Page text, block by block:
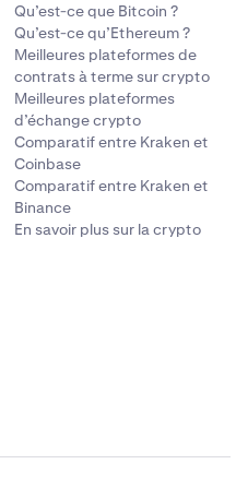
Qu’est-ce que Bitcoin ?
Qu’est-ce qu’Ethereum ?
Meilleures plateformes de
contrats à terme sur crypto
Meilleures plateformes
d’échange crypto
Comparatif entre Kraken et
Coinbase
Comparatif entre Kraken et
Binance
En savoir plus sur la crypto